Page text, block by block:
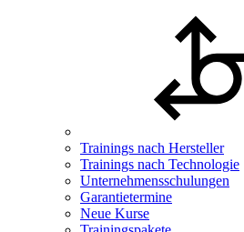
Trainings nach Hersteller
Trainings nach Technologie
Unternehmensschulungen
Garantietermine
Neue Kurse